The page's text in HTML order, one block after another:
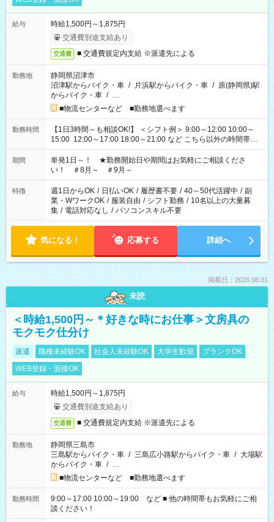
給与
時給1,500円～1,875円
交通費別途支給あり
交通費 ■ 交通費規定内支給 ※派遣先による
勤務地
静岡県沼津市
沼津駅からバイク・車 / 片浜駅からバイク・車 / 原(静岡県)駅
からバイク・車 / …
■物流センターなど ■勤務地選べます
勤務時間
【1日3時間～も相談OK!】 ＜シフト例＞ 9:00～12:00 10:00～
15:00 12:00～17:00 18:00～21:00 など こちら以外の時間帯も
お気軽にご相談ください！
期間
単発1日～！ ★勤務開始日や期間はお気軽にご相談くださ
い！ ＃8月～ ＃9月～
特徴 週1日からOK / 日払いOK / 履歴書不要 / 40～50代活躍中 / 副
業・WワークOK / 服装自由 / シフト勤務 / 10名以上の大量募
集 / 電話対応なし / パソコンスキル不要
気になる！ 応募する 詳細へ
掲載日：2026.08.01
未読
＜時給1,500円～＊好きな時にお仕事＞文房具の
モクモク仕分け
派遣 職種未経験OK 社会人未経験OK 大学生歓迎
ブランクOK
WEB登録・面接OK
給与
時給1,500円～1,875円
交通費別途支給あり
交通費 ■ 交通費規定内支給 ※派遣先による
勤務地
静岡県三島市
三島駅からバイク・車 / 三島広小路駅からバイク・車 / 大場駅
からバイク・車 / …
■物流センターなど ■勤務地選べます
勤務時間
9:00～17:00 10:00～19:00 など ■ 他の時間帯もお気軽にご相
談ください！